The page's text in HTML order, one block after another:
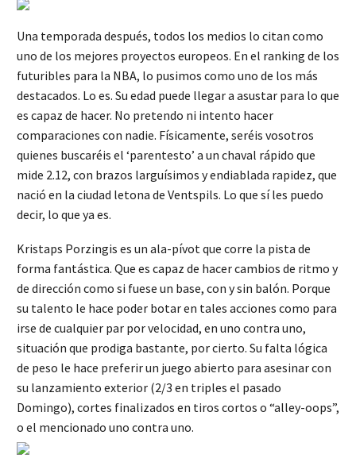
Una temporada después, todos los medios lo citan como
uno de los mejores proyectos europeos. En el ranking de los
futuribles para la NBA, lo pusimos como uno de los más
destacados. Lo es. Su edad puede llegar a asustar para lo que
es capaz de hacer. No pretendo ni intento hacer
comparaciones con nadie. Físicamente, seréis vosotros
quienes buscaréis el ‘parentesto’ a un chaval rápido que
mide 2.12, con brazos larguísimos y endiablada rapidez, que
nació en la ciudad letona de Ventspils. Lo que sí les puedo
decir, lo que ya es.
Kristaps Porzingis es un ala-pívot que corre la pista de
forma fantástica. Que es capaz de hacer cambios de ritmo y
de dirección como si fuese un base, con y sin balón. Porque
su talento le hace poder botar en tales acciones como para
irse de cualquier par por velocidad, en uno contra uno,
situación que prodiga bastante, por cierto. Su falta lógica
de peso le hace preferir un juego abierto para asesinar con
su lanzamiento exterior (2/3 en triples el pasado
Domingo), cortes finalizados en tiros cortos o “alley-oops”,
o el mencionado uno contra uno.